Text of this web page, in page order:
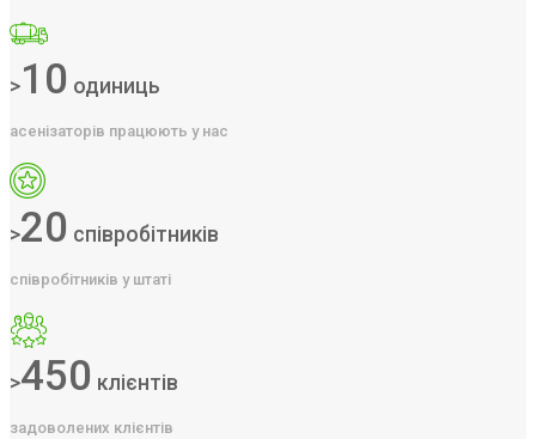
>10 одиниць
асенізаторів працюють у нас
>20 співробітників
співробітників у штаті
>450 клієнтів
задоволених клієнтів